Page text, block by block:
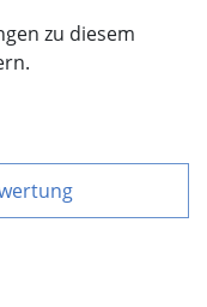
zu diesem